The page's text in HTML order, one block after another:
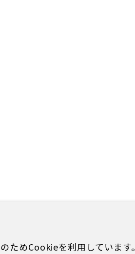
ためCookieを利用しています。